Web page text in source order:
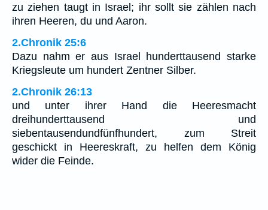
zu ziehen taugt in Israel; ihr sollt sie zählen nach
ihren Heeren, du und Aaron.
2.Chronik 25:6
Dazu nahm er aus Israel hunderttausend starke
Kriegsleute um hundert Zentner Silber.
2.Chronik 26:13
und unter ihrer Hand die Heeresmacht
dreihunderttausend und
siebentausendundfünfhundert, zum Streit
geschickt in Heereskraft, zu helfen dem König
wider die Feinde.